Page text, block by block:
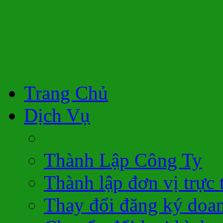
Trang Chủ
Dịch Vụ
Thành Lập Công Ty
Thành lập đơn vị trực
Thay đổi đăng ký